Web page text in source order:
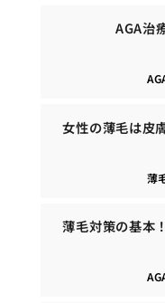
AGA治
女性の薄毛は皮
薄
薄毛対策の基本